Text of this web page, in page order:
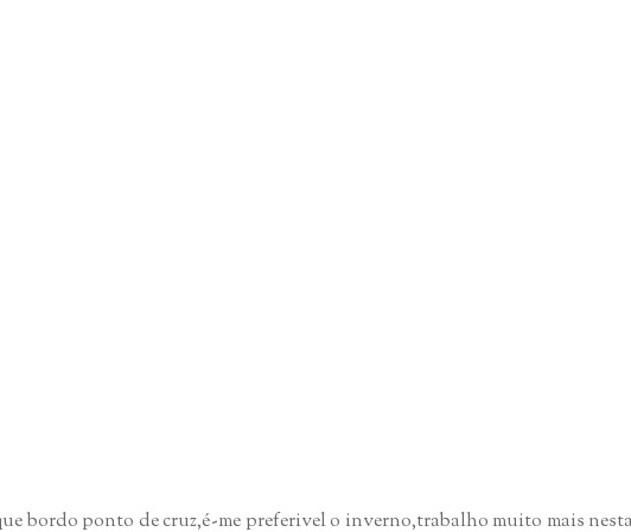
bordo ponto de cruz,é-me preferivel o inverno,trabalho muito mais